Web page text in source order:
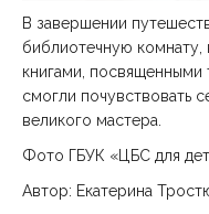
В завершении
библиотечную комнату,
книгами, посвященными
смогли почувствовать
великого мастера.
Фото ГБУК «ЦБС для
Автор: Екатерина